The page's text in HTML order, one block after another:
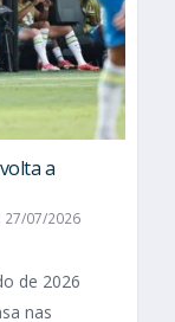
a
27/07/2026
de 2026
nas